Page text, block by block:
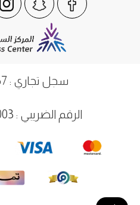
سجل تجاري : 4030442467
الرقم الضريبي : 311092312200003